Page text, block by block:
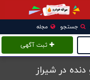
جستجو مجله
ثبت آگهی